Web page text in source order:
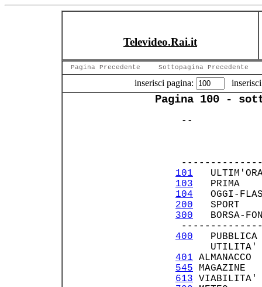
Televideo.Rai.it
Pagina Precedente Sottopagina Precedente
inserisci pagina:
Pagina 100 -
--
101
103
104
OGGI-
200
300
400
401
545
613